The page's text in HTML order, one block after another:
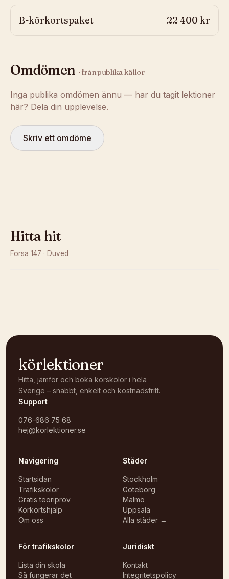
B-körkortspaket 22 400 kr
Omdömen · från publika källor
Inga publika omdömen ännu — har du tagit lektioner
här? Dela din upplevelse.
Skriv ett omdöme
Hitta hit
Forsa 147 · Duved
körlektioner
Hitta, jämför och boka körskolor i hela
Sverige – snabbt, enkelt och kostnadsfritt.
Support
076-686 75 68
hej@korlektioner.se
Navigering
Startsidan
Trafikskolor
Gratis teoriprov
Körkortshjälp
Om oss
Städer
Stockholm
Göteborg
Malmö
Uppsala
Alla städer →
För trafikskolor
Lista din skola
Så fungerar det
Juridiskt
Kontakt
Integritetspolicy